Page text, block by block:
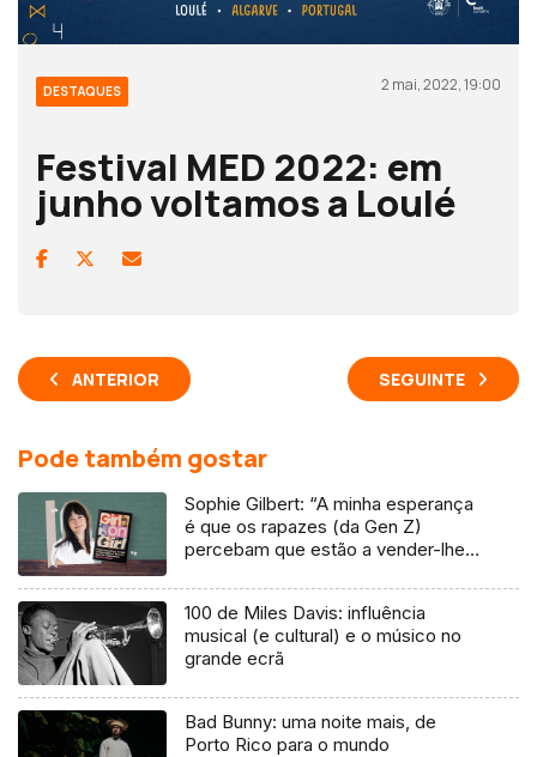
DESTAQUES 2 mai, 2022, 19:00
Festival MED 2022: em
junho voltamos a Loulé
ANTERIOR SEGUINTE
Pode também gostar
Sophie Gilbert: “A minha esperança
é que os rapazes (da Gen Z)
percebam que estão a vender-lhes
100 de Miles Davis: influência
musical (e cultural) e o músico no
grande ecrã
Bad Bunny: uma noite mais, de
Porto Rico para o mundo